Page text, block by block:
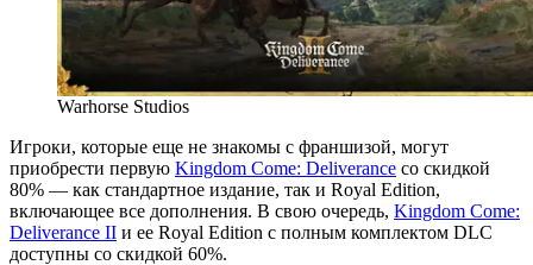
Warhorse Studios
Игроки, которые еще не знакомы с франшизой, могут
приобрести первую Kingdom Come: Deliverance со скидкой
80% — как стандартное издание, так и Royal Edition,
включающее все дополнения. В свою очередь, Kingdom Come:
Deliverance II и ее Royal Edition с полным комплектом DLC
доступны со скидкой 60%.